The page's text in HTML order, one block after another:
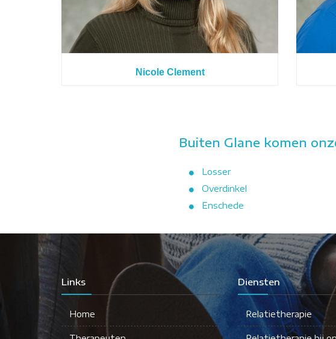
Nicole Clement
Buiten Glane komen
Losser
Overdinkel
Enschede
Links
Home
Diensten
Relatietherapie